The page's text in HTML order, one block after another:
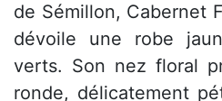
de Sémillon, Cabernet
dévoile une robe
verts. Son nez floral
ronde, délicatement